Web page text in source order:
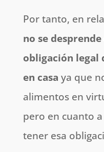
Por tanto, en
no se
obligación legal
en casa ya que
alimentos en
pero en cuanto
tener esa